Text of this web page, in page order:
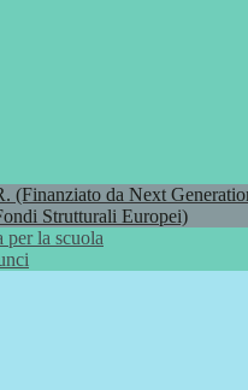
(Finanziato da Next
Strutturali Europei)
per la scuola